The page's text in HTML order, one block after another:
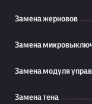
Замена жерновов
Замена
Замена модуля
Замена тена